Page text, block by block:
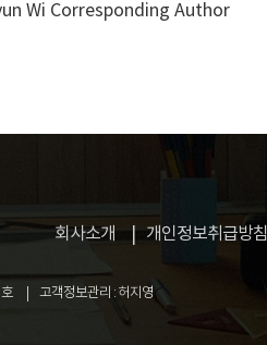
Wi Corresponding Author
회사소개 개인정보취급방침
고객정보관리 : 허지영